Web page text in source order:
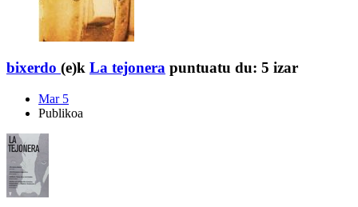
bixerdo (e)k La tejonera puntuatu du: 5 izar
Mar 5
Publikoa